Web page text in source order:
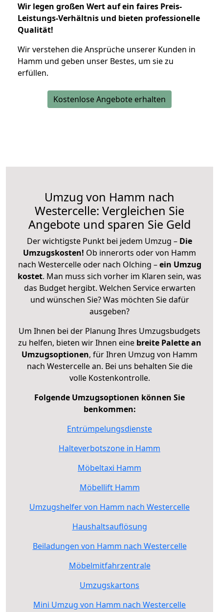
Wir legen großen Wert auf ein faires Preis-
Leistungs-Verhältnis und bieten professionelle
Qualität!
Wir verstehen die Ansprüche unserer Kunden in
Hamm und geben unser Bestes, um sie zu
erfüllen.
Kostenlose Angebote erhalten
Umzug von Hamm nach
Westercelle: Vergleichen Sie
Angebote und sparen Sie Geld
Der wichtigste Punkt bei jedem Umzug – Die
Umzugskosten! Ob innerorts oder von Hamm
nach Westercelle oder nach Olching –ein Umzug
kostet. Man muss sich vorher im Klaren sein, was
das Budget hergibt. Welchen Service erwarten
und wünschen Sie? Was möchten Sie dafür
ausgeben?
Um Ihnen bei der Planung Ihres Umzugsbudgets
zu helfen, bieten wir Ihnen eine breite Palette an
Umzugsoptionen, für Ihren Umzug von Hamm
nach Westercelle an. Bei uns behalten Sie die
volle Kostenkontrolle.
Folgende Umzugsoptionen können Sie
benkommen:
Entrümpelungsdienste
Halteverbotszone in Hamm
Möbeltaxi Hamm
Möbellift Hamm
Umzugshelfer von Hamm nach Westercelle
Haushaltsauflösung
Beiladungen von Hamm nach Westercelle
Möbelmitfahrzentrale
Umzugskartons
Mini Umzug von Hamm nach Westercelle